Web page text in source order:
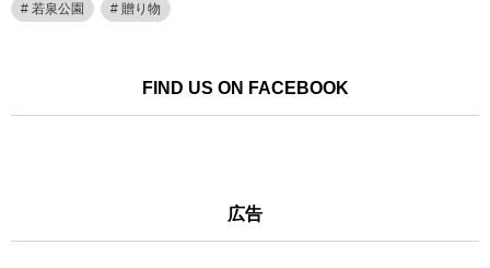
若泉公園 贈り物
FIND US ON FACEBOOK
広告